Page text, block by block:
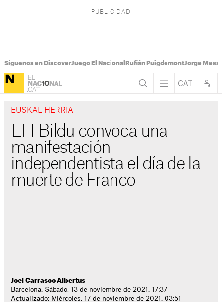
Síguenos en DiscoverJuego El Nacional Rufián PuigdemontJorge Messi
EUSKAL HERRIA
EH Bildu convoca una
manifestación
independentista el día de la
muerte de Franco
Joel Carrasco Albertus
Barcelona. Sábado, 13 de noviembre de 2021. 17:37
Actualizado: Miércoles, 17 de noviembre de 2021. 03:51